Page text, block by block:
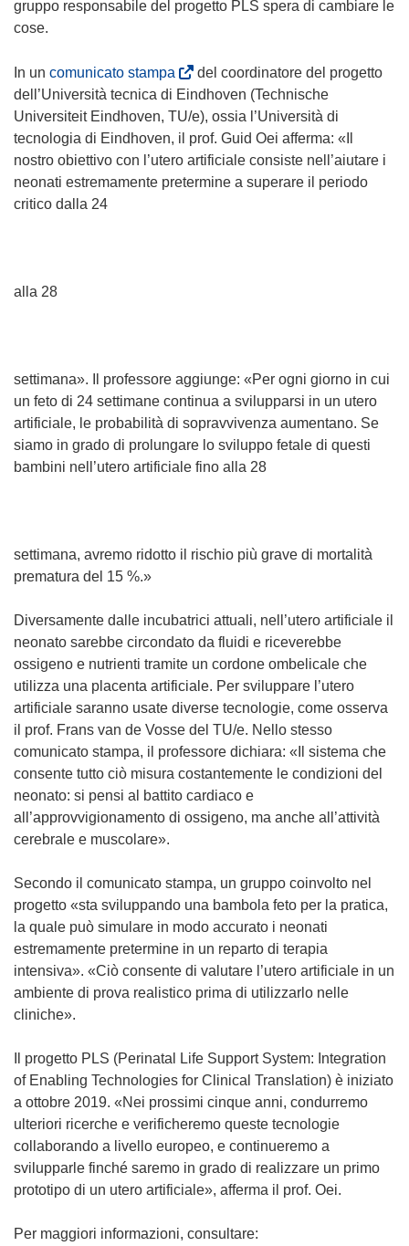
u
n
u
o
v
a
f
i
gruppo responsabile del progetto PLS spera di cambiare le
cose.
In un comunicato stampa
s
i
a
p
r
o
v
a
f
i
t
)
del coordinatore del progetto
dell’Università tecnica di Eindhoven (Technische
Universiteit Eindhoven, TU/e), ossia l’Università di
tecnologia di Eindhoven, il prof. Guid Oei afferma: «Il
nostro obiettivo con l’utero artificiale consiste nell’aiutare i
neonati estremamente pretermine a superare il periodo
critico dalla 24
alla 28
settimana». Il professore aggiunge: «Per ogni giorno in cui
un feto di 24 settimane continua a svilupparsi in un utero
artificiale, le probabilità di sopravvivenza aumentano. Se
siamo in grado di prolungare lo sviluppo fetale di questi
bambini nell’utero artificiale fino alla 28
settimana, avremo ridotto il rischio più grave di mortalità
prematura del 15 %.»
Diversamente dalle incubatrici attuali, nell’utero artificiale il
neonato sarebbe circondato da fluidi e riceverebbe
ossigeno e nutrienti tramite un cordone ombelicale che
utilizza una placenta artificiale. Per sviluppare l’utero
artificiale saranno usate diverse tecnologie, come osserva
il prof. Frans van de Vosse del TU/e. Nello stesso
comunicato stampa, il professore dichiara: «Il sistema che
consente tutto ciò misura costantemente le condizioni del
neonato: si pensi al battito cardiaco e
all’approvvigionamento di ossigeno, ma anche all’attività
cerebrale e muscolare».
Secondo il comunicato stampa, un gruppo coinvolto nel
progetto «sta sviluppando una bambola feto per la pratica,
la quale può simulare in modo accurato i neonati
estremamente pretermine in un reparto di terapia
intensiva». «Ciò consente di valutare l’utero artificiale in un
ambiente di prova realistico prima di utilizzarlo nelle
cliniche».
Il progetto PLS (Perinatal Life Support System: Integration
of Enabling Technologies for Clinical Translation) è iniziato
a ottobre 2019. «Nei prossimi cinque anni, condurremo
ulteriori ricerche e verificheremo queste tecnologie
collaborando a livello europeo, e continueremo a
svilupparle finché saremo in grado di realizzare un primo
prototipo di un utero artificiale», afferma il prof. Oei.